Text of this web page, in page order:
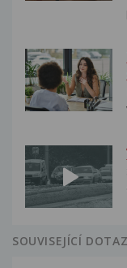
SOUVISEJÍCÍ